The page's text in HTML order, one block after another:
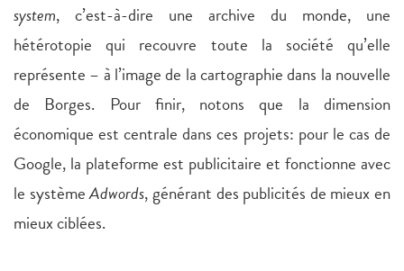
system, c’est-à-dire une archive du monde, une
hétérotopie qui recouvre toute la société qu’elle
représente – à l’image de la cartographie dans la nouvelle
de Borges. Pour finir, notons que la dimension
économique est centrale dans ces projets: pour le cas de
Google, la plateforme est publicitaire et fonctionne avec
le systèmeAdwords, générant des publicités de mieux en
mieux ciblées.